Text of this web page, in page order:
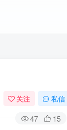
关注 私信
47 15